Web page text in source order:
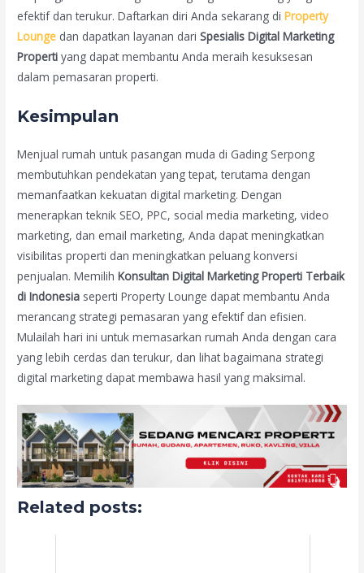
efektif dan terukur. Daftarkan diri Anda sekarang diProperty
Lounge dan dapatkan layanan dariSpesialis Digital Marketing
Properti yang dapat membantu Anda meraih kesuksesan
dalam pemasaran properti.
Kesimpulan
Menjual rumah untuk pasangan muda di Gading Serpong
membutuhkan pendekatan yang tepat, terutama dengan
memanfaatkan kekuatan digital marketing. Dengan
menerapkan teknik SEO, PPC, social media marketing, video
marketing, dan email marketing, Anda dapat meningkatkan
visibilitas properti dan meningkatkan peluang konversi
penjualan. MemilihKonsultan Digital Marketing Properti Terbaik
di Indonesia seperti Property Lounge dapat membantu Anda
merancang strategi pemasaran yang efektif dan efisien.
Mulailah hari ini untuk memasarkan rumah Anda dengan cara
yang lebih cerdas dan terukur, dan lihat bagaimana strategi
digital marketing dapat membawa hasil yang maksimal.
Related posts: